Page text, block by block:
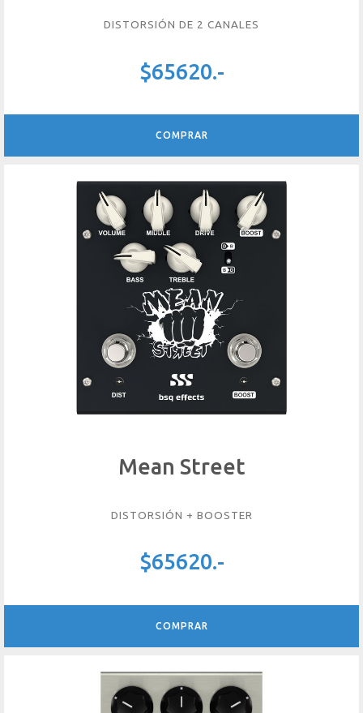
DISTORSIÓN DE 2 CANALES
$65620.-
COMPRAR
Mean Street
DISTORSIÓN + BOOSTER
$65620.-
COMPRAR